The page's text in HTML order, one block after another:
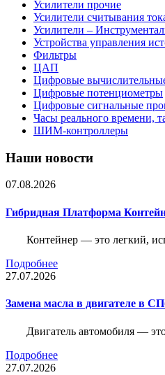
Усилители прочие
Усилители считывания
Усилители –
Устройства управления
Фильтры
ЦАП
Цифровые
Цифровые потенциометры
Цифровые сигнальные
Часы реального времени,
ШИМ-контроллеры
Наши новости
07.08.2026
Гибридная Платформа
Контейнер — это легкий,
Подробнее
27.07.2026
Замена масла в двигателе в
Двигатель автомобиля —
Подробнее
27.07.2026